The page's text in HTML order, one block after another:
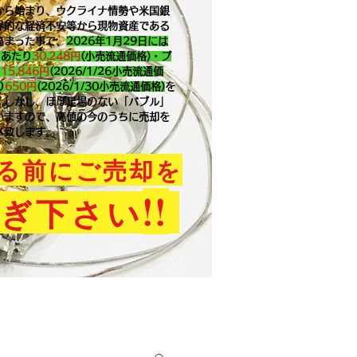
ら始まり、ウクライナ情勢や米国銀
的な経済不安等から現物資産である
まった事で、2026年1月29 日には
たり30,248円 (小売流通価格)・プ
15,846 円 (2026/1/26小売流通価
650 円 (2026/1/30小売流通価格)を
かし、ほぼ足場のない「バブル」
ますので、高値の今のうちに売却を
致します。
前にご売却を
下さい!!